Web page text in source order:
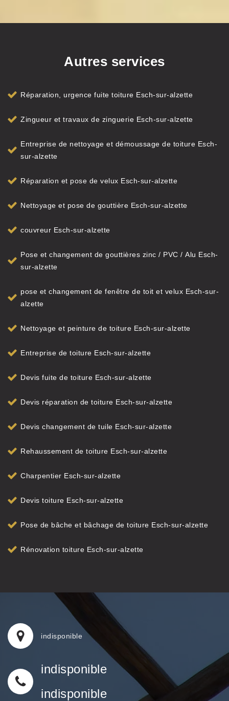
Autres services
Réparation, urgence fuite toiture Esch-sur-alzette
Zingueur et travaux de zinguerie Esch-sur-alzette
Entreprise de nettoyage et démoussage de toiture Esch-
sur-alzette
Réparation et pose de velux Esch-sur-alzette
Nettoyage et pose de gouttière Esch-sur-alzette
couvreur Esch-sur-alzette
Pose et changement de gouttières zinc / PVC / Alu Esch-
sur-alzette
pose et changement de fenêtre de toit et velux Esch-sur-
alzette
Nettoyage et peinture de toiture Esch-sur-alzette
Entreprise de toiture Esch-sur-alzette
Devis fuite de toiture Esch-sur-alzette
Devis réparation de toiture Esch-sur-alzette
Devis changement de tuile Esch-sur-alzette
Rehaussement de toiture Esch-sur-alzette
Charpentier Esch-sur-alzette
Devis toiture Esch-sur-alzette
Pose de bâche et bâchage de toiture Esch-sur-alzette
Rénovation toiture Esch-sur-alzette
indisponible
indisponible
indisponible